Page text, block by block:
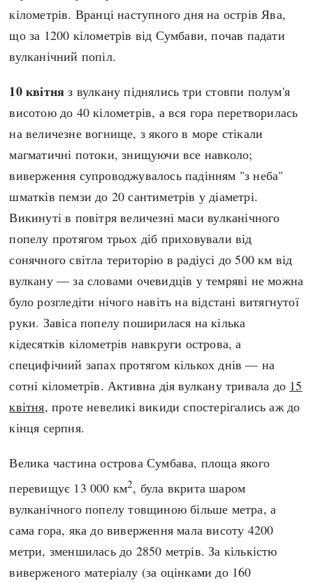
Релігія
Розваги і дозвілля
Спорт
Регіони
А(нта)рктика
Африка
Пізнє Середньовіччя
Нова історія
Індекси
Всі статті
Визначальні події
#Хештеги
done
кілометрів. Вранці наступного дня на острів Ява,
що за 1200 кілометрів від Сумбави, почав падати
вулканічний попіл.
10 квітня з вулкану піднялись три стовпи полум'я
висотою до 40 кілометрів, а вся гора перетворилась
на величезне вогнище, з якого в море стікали
магматичні потоки, знищуючи все навколо;
виверження супроводжувалось падінням "з неба"
шматків пемзи до 20 сантиметрів у діаметрі.
Викинуті в повітря величезні маси вулканічного
попелу протягом трьох діб приховували від
сонячного світла територію в радіусі до 500 км від
вулкану — за словами очевидців у темряві не можна
було розгледіти нічого навіть на відстані витягнутої
руки. Завіса попелу поширилася на кілька
кідесятків кілометрів навкруги острова, а
специфічний запах протягом кількох днів — на
сотні кілометрів. Активна дія вулкану тривала до 15
квітня, проте невеликі викиди спостерігались аж до
кінця серпня.
Велика частина острова Сумбава, площа якого
перевищує 13 000 км2, була вкрита шаром
вулканічного попелу товщиною більше метра, а
сама гора, яка до виверження мала висоту 4200
метри, зменшилась до 2850 метрів. За кількістю
виверженого матеріалу (за оцінками до 160